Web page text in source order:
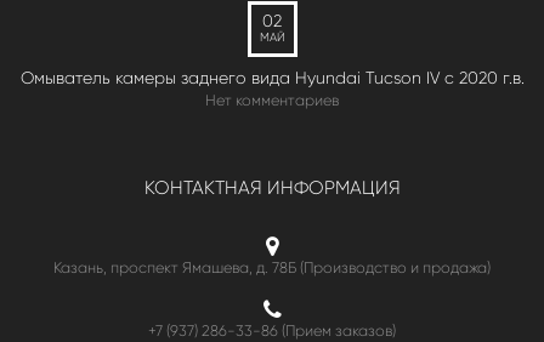
02
МАЙ
Омыватель камеры заднего вида Hyundai Tucson IV c 2020 г.в.
Нет комментариев
КОНТАКТНАЯ ИНФОРМАЦИЯ
Казань, проспект Ямашева, д. 78Б (Производство и продажа)
+7 (937) 286-33-86 (Прием заказов)